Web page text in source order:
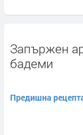
Запържен
бадеми
Предишна